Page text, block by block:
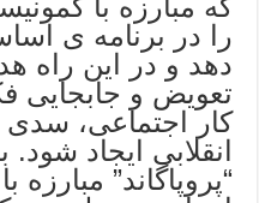
که مبارزه با
را در برنامه ی
دهد و در این راه
تعویض و جابجایی
کار اجتماعی،
انقلابی ایجاد
“پروپاگاند”